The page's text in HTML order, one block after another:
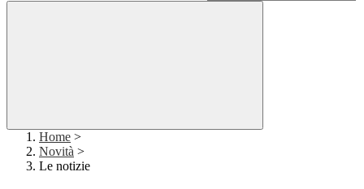
Home >
Novità >
Le notizie